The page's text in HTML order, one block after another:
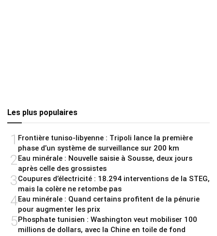
Les plus populaires
1 Frontière tuniso-libyenne : Tripoli lance la première
phase d’un système de surveillance sur 200 km
2Eau minérale : Nouvelle saisie à Sousse, deux jours
après celle des grossistes
3Coupures d’électricité : 18.294 interventions de la STEG,
mais la colère ne retombe pas
4Eau minérale : Quand certains profitent de la pénurie
pour augmenter les prix
5Phosphate tunisien : Washington veut mobiliser 100
millions de dollars, avec la Chine en toile de fond